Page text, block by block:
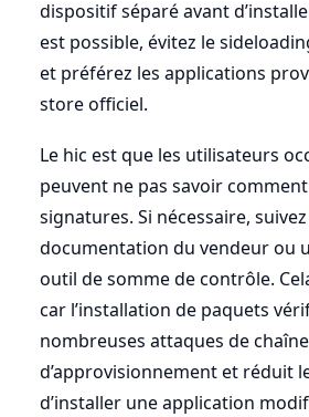
dispositif séparé avant
est possible, évitez le
et préférez les applications
store officiel.
Le hic est que les utilisateurs
peuvent ne pas savoir
signatures. Si nécessaire,
documentation du vendeur ou
outil de somme de contrôle.
car l’installation de paquets
nombreuses attaques de chaîne
d’approvisionnement et réduit
d’installer une application